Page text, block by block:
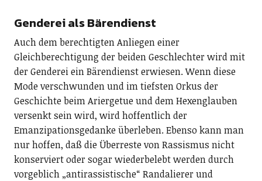
Genderei als Bärendienst
Auch dem berechtigten Anliegen einer
Gleichberechtigung der beiden Geschlechter wird mit
der Genderei ein Bärendienst erwiesen. Wenn diese
Mode verschwunden und im tiefsten Orkus der
Geschichte beim Ariergetue und dem Hexenglauben
versenkt sein wird, wird hoffentlich der
Emanzipationsgedanke überleben. Ebenso kann man
nur hoffen, daß die Überreste von Rassismus nicht
konserviert oder sogar wiederbelebt werden durch
vorgeblich „antirassistische“ Randalierer und